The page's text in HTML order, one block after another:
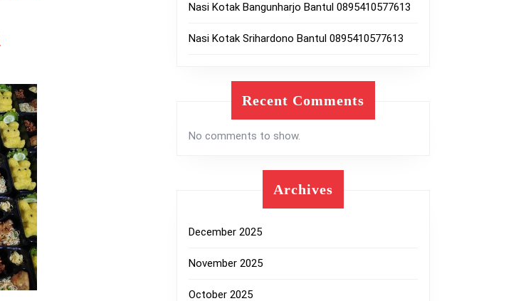
Nasi Kotak Bangunharjo Bantul 0895410577613
Nasi Kotak Srihardono Bantul 0895410577613
Recent Comments
No comments to show.
Archives
December 2025
November 2025
October 2025